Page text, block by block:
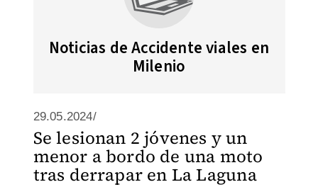
Noticias de Accidente viales en
Milenio
29.05.2024/
Se lesionan 2 jóvenes y un
menor a bordo de una moto
tras derrapar en La Laguna